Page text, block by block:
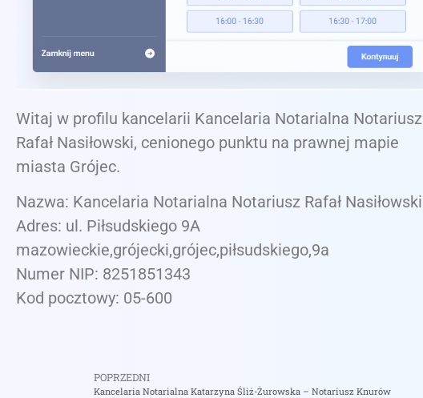
Witaj w profilu kancelarii Kancelaria Notarialna Notariusz
Rafał Nasiłowski, cenionego punktu na prawnej mapie
miasta Grójec.
Nazwa: Kancelaria Notarialna Notariusz Rafał Nasiłowski
Adres: ul. Piłsudskiego 9A
mazowieckie,grójecki,grójec,piłsudskiego,9a
Numer NIP: 8251851343
Kod pocztowy: 05-600
POPRZEDNI
Kancelaria Notarialna Katarzyna Śliż-Żurowska – Notariusz Knurów